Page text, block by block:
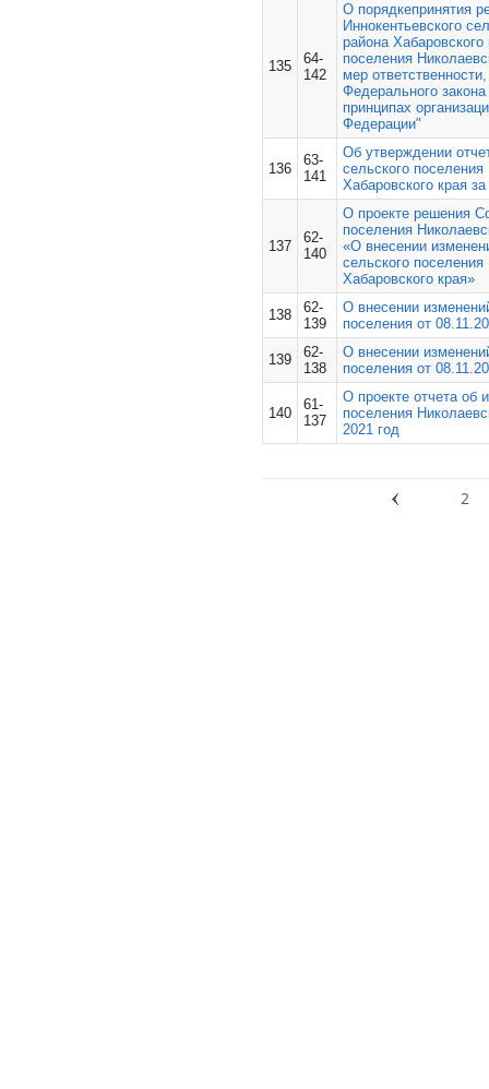
135
64-
142
О порядкепринятия
Иннокентьевского
района Хабаровского
поселения
мер
Федерального
принципах
Федерации"
136
63-
141
Об утверждении
сельского
Хабаровского края
137
62-
140
О проекте решения
поселения
«О внесении
сельского
Хабаровского края»
138
62-
139
О внесении
поселения от
139
62-
138
О внесении
поселения от
140
61-
137
О проекте отчета об
поселения
2021 год
2